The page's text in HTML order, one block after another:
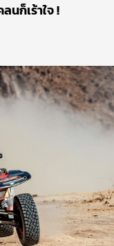
นก็เร้าใจ !